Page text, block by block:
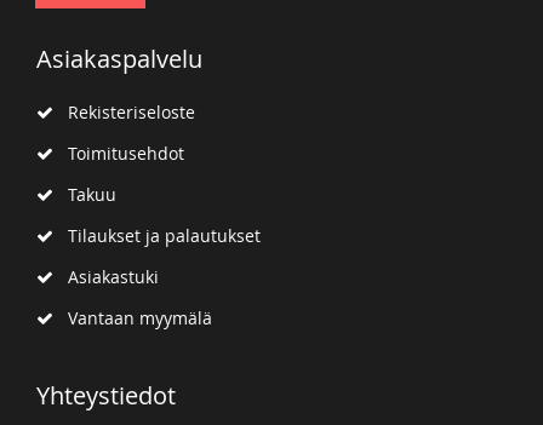
Asiakaspalvelu
Rekisteriseloste
Toimitusehdot
Takuu
Tilaukset ja palautukset
Asiakastuki
Vantaan myymälä
Yhteystiedot